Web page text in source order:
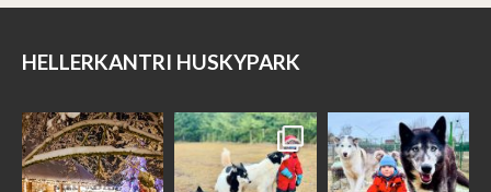
HELLERKANTRI HUSKYPARK